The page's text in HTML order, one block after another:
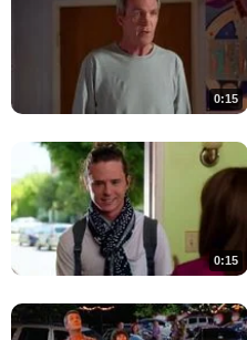
0:15
0:15